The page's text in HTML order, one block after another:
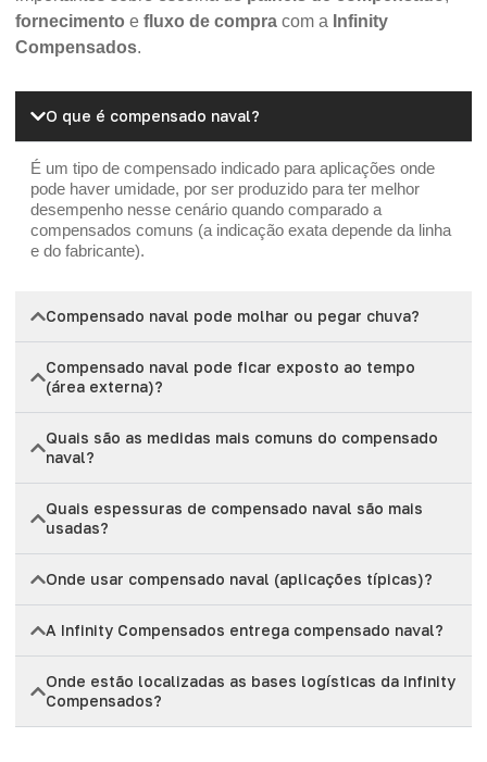
fornecimento e fluxo de compra com a Infinity
Compensados.
O que é compensado naval?
É um tipo de compensado indicado para aplicações onde
pode haver umidade, por ser produzido para ter melhor
desempenho nesse cenário quando comparado a
compensados comuns (a indicação exata depende da linha
e do fabricante).
Compensado naval pode molhar ou pegar chuva?
Compensado naval pode ficar exposto ao tempo
(área externa)?
Quais são as medidas mais comuns do compensado
naval?
Quais espessuras de compensado naval são mais
usadas?
Onde usar compensado naval (aplicações típicas)?
A Infinity Compensados entrega compensado naval?
Onde estão localizadas as bases logísticas da Infinity
Compensados?